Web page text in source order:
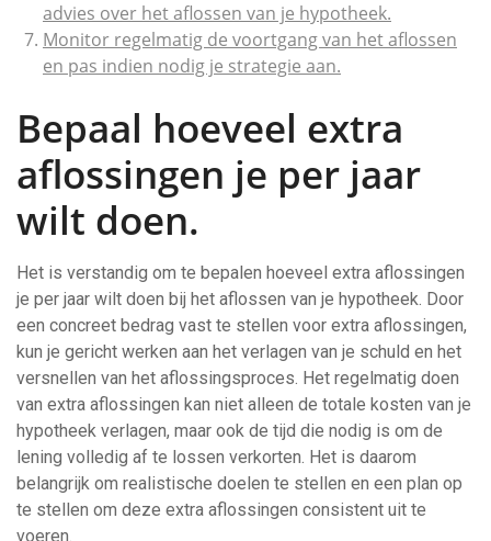
advies over het aflossen van je hypotheek.
Monitor regelmatig de voortgang van het aflossen
en pas indien nodig je strategie aan.
Bepaal hoeveel extra
aflossingen je per jaar
wilt doen.
Het is verstandig om te bepalen hoeveel extra aflossingen
je per jaar wilt doen bij het aflossen van je hypotheek. Door
een concreet bedrag vast te stellen voor extra aflossingen,
kun je gericht werken aan het verlagen van je schuld en het
versnellen van het aflossingsproces. Het regelmatig doen
van extra aflossingen kan niet alleen de totale kosten van je
hypotheek verlagen, maar ook de tijd die nodig is om de
lening volledig af te lossen verkorten. Het is daarom
belangrijk om realistische doelen te stellen en een plan op
te stellen om deze extra aflossingen consistent uit te
voeren.